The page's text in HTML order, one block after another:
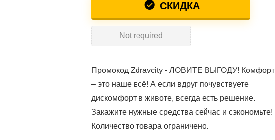
СКИДКА
Not required
Промокод Zdravcity - ЛОВИТЕ ВЫГОДУ! Комфорт
– это наше всё! А если вдруг почувствуете
дискомфорт в животе, всегда есть решение.
Закажите нужные средства сейчас и сэкономьте!
Количество товара ограничено.